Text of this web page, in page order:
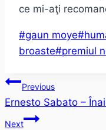
ce mi-aţi
Post
Tags:
#gaun moye#
broaste#premiul
Post
navigation
Previous
Ernesto Sabato –
Next